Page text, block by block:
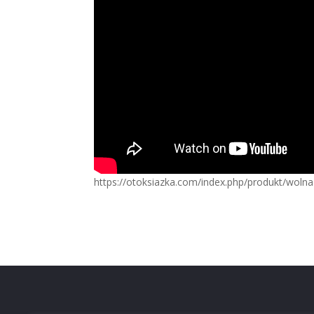
https://otoksiazka.com/index.php/produkt/